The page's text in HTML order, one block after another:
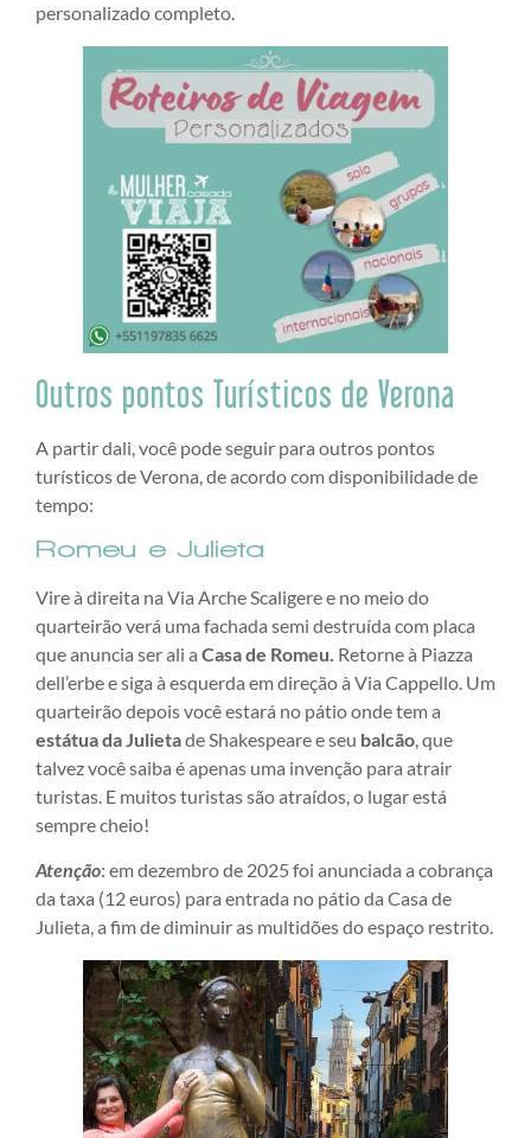
personalizado completo.
Outros pontos Turísticos de Verona
A partir dali, você pode seguir para outros pontos
turísticos de Verona, de acordo com disponibilidade de
tempo:
Romeu e Julieta
Vire à direita na Via Arche Scaligere e no meio do
quarteirão verá uma fachada semi destruída com placa
que anuncia ser ali a Casa de Romeu. Retorne à Piazza
dell’erbe e siga à esquerda em direção à Via Cappello. Um
quarteirão depois você estará no pátio onde tem a
estátua da Julietade Shakespeare e seu balcão, que
talvez você saiba é apenas uma invenção para atrair
turistas. E muitos turistas são atraídos, o lugar está
sempre cheio!
Atenção: em dezembro de 2025 foi anunciada a cobrança
da taxa (12 euros) para entrada no pátio da Casa de
Julieta, a fim de diminuir as multidões do espaço restrito.